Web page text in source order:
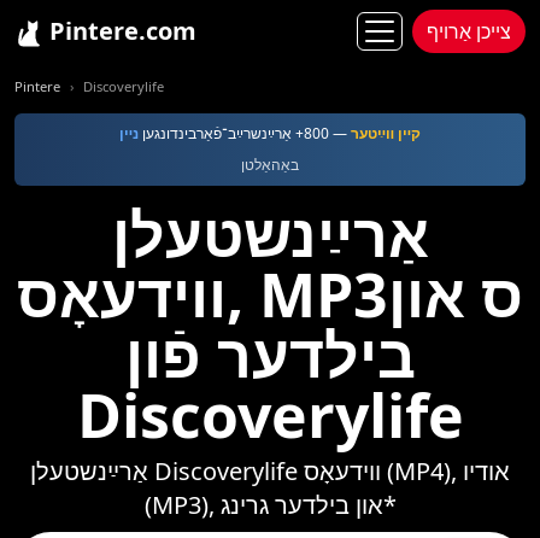
Pintere.com צייכן אַרויף
Pintere Discoverylife
קײן װײַטער— 800+ אַרײַנשרײַב־פֿאַרבינדונגען
נײן
באַהאַלטן
אַרײַנשטעלן
ווידעאָס, MP3ס און
בילדער פֿון
Discoverylife
אַרײַנשטעלן Discoverylife ווידעאָס (MP4), אודיו
(MP3), און בילדער גרינג*